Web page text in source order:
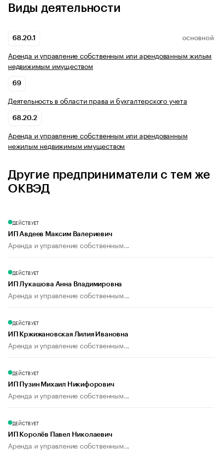
Виды деятельности
68.20.1 ОСНОВНОЙ
Аренда и управление собственным или арендованным жилым
недвижимым имуществом
69
Деятельность в области права и бухгалтерского учета
68.20.2
Аренда и управление собственным или арендованным
нежилым недвижимым имуществом
Другие предприниматели с тем же
ОКВЭД
ДЕЙСТВУЕТ
ИП Авдеев Максим Валериевич
Аренда и управление собственным...
ДЕЙСТВУЕТ
ИП Лукашова Анна Владимировна
Аренда и управление собственным...
ДЕЙСТВУЕТ
ИП Кржижановская Лилия Ивановна
Аренда и управление собственным...
ДЕЙСТВУЕТ
ИП Пузин Михаил Никифорович
Аренда и управление собственным...
ДЕЙСТВУЕТ
ИП Королёв Павел Николаевич
Аренда и управление собственным...